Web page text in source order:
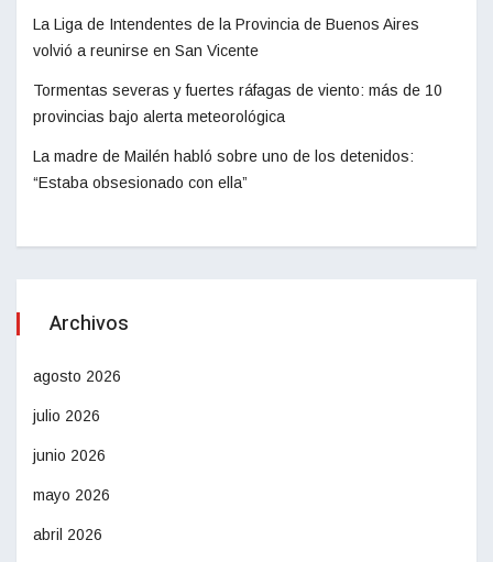
La Liga de Intendentes de la Provincia de Buenos Aires
volvió a reunirse en San Vicente
Tormentas severas y fuertes ráfagas de viento: más de 10
provincias bajo alerta meteorológica
La madre de Mailén habló sobre uno de los detenidos:
“Estaba obsesionado con ella”
Archivos
agosto 2026
julio 2026
junio 2026
mayo 2026
abril 2026